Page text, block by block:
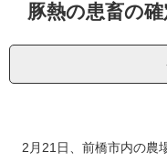
豚熱の患畜の
2月21日、前橋市内の農